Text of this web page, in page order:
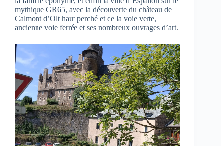
mythique GR65, avec la découverte du château de
Calmont d’Olt haut perché et de la voie verte,
ancienne voie ferrée et ses nombreux ouvrages d’art.